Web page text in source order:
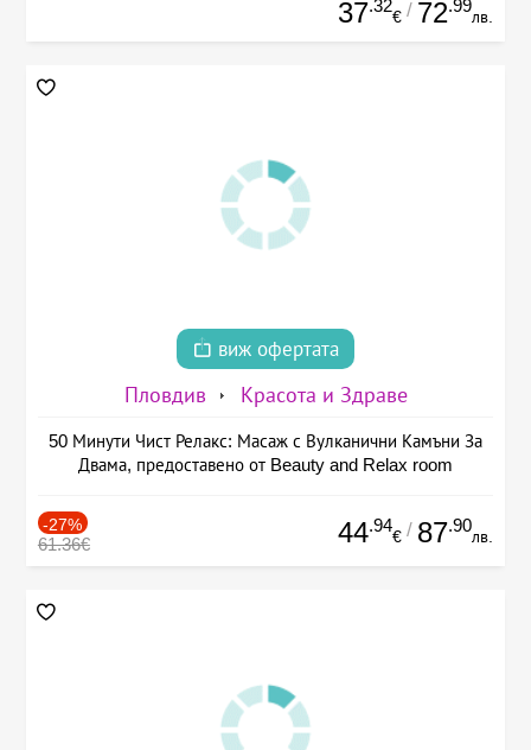
37.32
€ / 72.99
лв.
виж офертата
Пловдив Красота и Здраве
50 Минути Чист Релакс: Масаж с Вулканични Камъни За
Двама, предоставено от Beauty and Relax room
-27%
61.36€ 44.94
€ / 87.90
лв.